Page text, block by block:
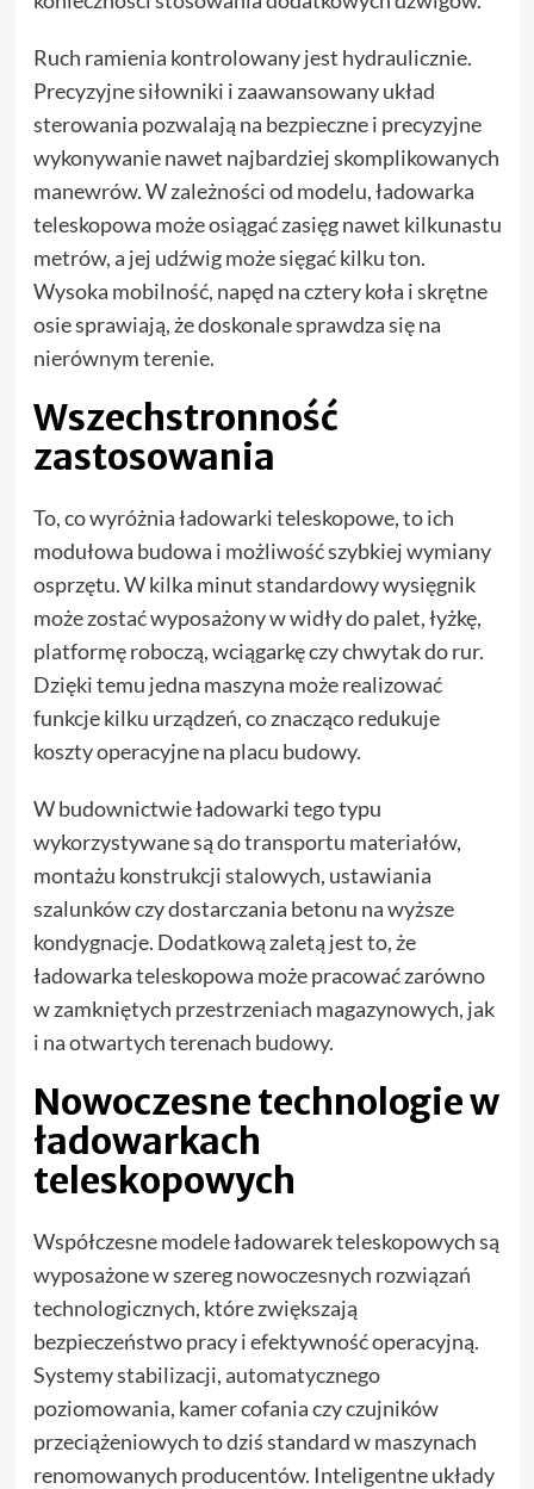
Ruch ramienia kontrolowany jest hydraulicznie.
Precyzyjne siłowniki i zaawansowany układ
sterowania pozwalają na bezpieczne i precyzyjne
wykonywanie nawet najbardziej skomplikowanych
manewrów. W zależności od modelu, ładowarka
teleskopowa może osiągać zasięg nawet kilkunastu
metrów, a jej udźwig może sięgać kilku ton.
Wysoka mobilność, napęd na cztery koła i skrętne
osie sprawiają, że doskonale sprawdza się na
nierównym terenie.
Wszechstronność
zastosowania
To, co wyróżnia ładowarki teleskopowe, to ich
modułowa budowa i możliwość szybkiej wymiany
osprzętu. W kilka minut standardowy wysięgnik
może zostać wyposażony w widły do palet, łyżkę,
platformę roboczą, wciągarkę czy chwytak do rur.
Dzięki temu jedna maszyna może realizować
funkcje kilku urządzeń, co znacząco redukuje
koszty operacyjne na placu budowy.
W budownictwie ładowarki tego typu
wykorzystywane są do transportu materiałów,
montażu konstrukcji stalowych, ustawiania
szalunków czy dostarczania betonu na wyższe
kondygnacje. Dodatkową zaletą jest to, że
ładowarka teleskopowa może pracować zarówno
w zamkniętych przestrzeniach magazynowych, jak
i na otwartych terenach budowy.
Nowoczesne technologie w
ładowarkach
teleskopowych
Współczesne modele ładowarek teleskopowych są
wyposażone w szereg nowoczesnych rozwiązań
technologicznych, które zwiększają
bezpieczeństwo pracy i efektywność operacyjną.
Systemy stabilizacji, automatycznego
poziomowania, kamer cofania czy czujników
przeciążeniowych to dziś standard w maszynach
renomowanych producentów. Inteligentne układy